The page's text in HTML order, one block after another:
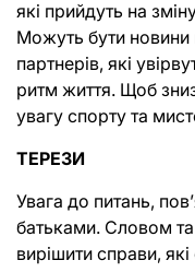
які прийдуть на
Можуть бути новини
партнерів, які
ритм життя. Щоб
увагу спорту та
ТЕРЕЗИ
Увага до питань,
батьками. Словом
вирішити справи,